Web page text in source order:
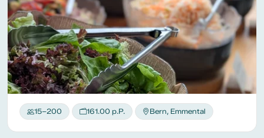
15–200 161.00 p.P. Bern, Emmental